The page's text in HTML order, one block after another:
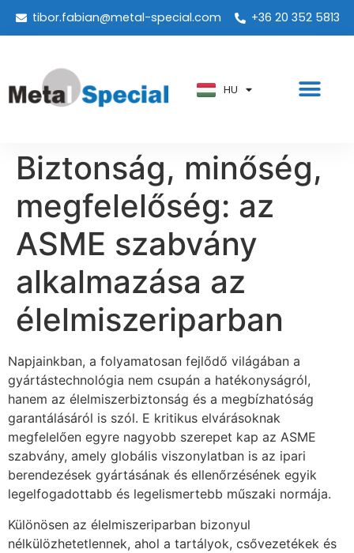
tibor.fabian@metal-special.com +36 20 352 5813
HU
PT
AR
Biztonság, minőség,
megfelelőség: az
ASME szabvány
alkalmazása az
élelmiszeriparban
Napjainkban, a folyamatosan fejlődő világában a
gyártástechnológia nem csupán a hatékonyságról,
hanem az élelmiszerbiztonság és a megbízhatóság
garantálásáról is szól. E kritikus elvárásoknak
megfelelően egyre nagyobb szerepet kap az ASME
szabvány, amely globális viszonylatban is az ipari
berendezések gyártásának és ellenőrzésének egyik
legelfogadottabb és legelismertebb műszaki normája.
Különösen az élelmiszeriparban bizonyul
nélkülözhetetlennek, ahol a tartályok, csővezetékek és